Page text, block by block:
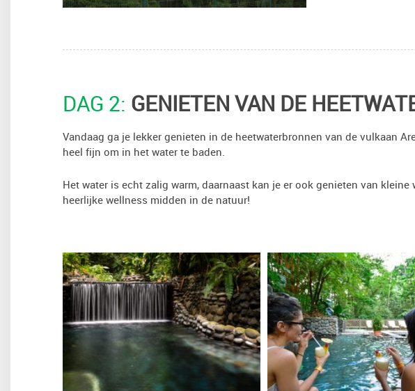
DAG 2: GENIETEN VAN DE
Vandaag ga je lekker genieten in de heetwaterbronnen van de vulkaan
heel fijn om in het water te baden.
Het water is echt zalig warm, daarnaast kan je er ook genieten van
heerlijke wellness midden in de natuur!